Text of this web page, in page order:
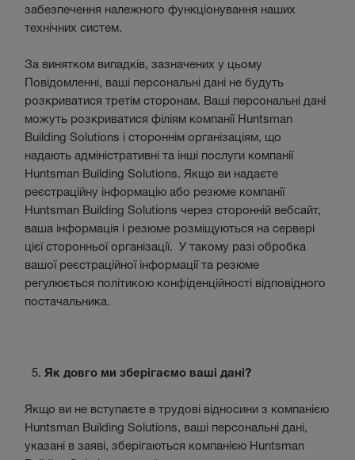
забезпечення належного функціонування наших
технічних систем.
За винятком випадків, зазначених у цьому
Повідомленні, ваші персональні дані не будуть
розкриватися третім сторонам. Ваші персональні дані
можуть розкриватися філіям компанії Huntsman
Building Solutions і стороннім організаціям, що
надають адміністративні та інші послуги компанії
Huntsman Building Solutions. Якщо ви надаєте
реєстраційну інформацію або резюме компанії
Huntsman Building Solutions через сторонній вебсайт,
ваша інформація і резюме розміщуються на сервері
цієї сторонньої організації. У такому разі обробка
вашої реєстраційної інформації та резюме
регулюється політикою конфіденційності відповідного
постачальника.
Як довго ми зберігаємо ваші дані?
Якщо ви не вступаєте в трудові відносини з компанією
Huntsman Building Solutions, ваші персональні дані,
указані в заяві, зберігаються компанією Huntsman